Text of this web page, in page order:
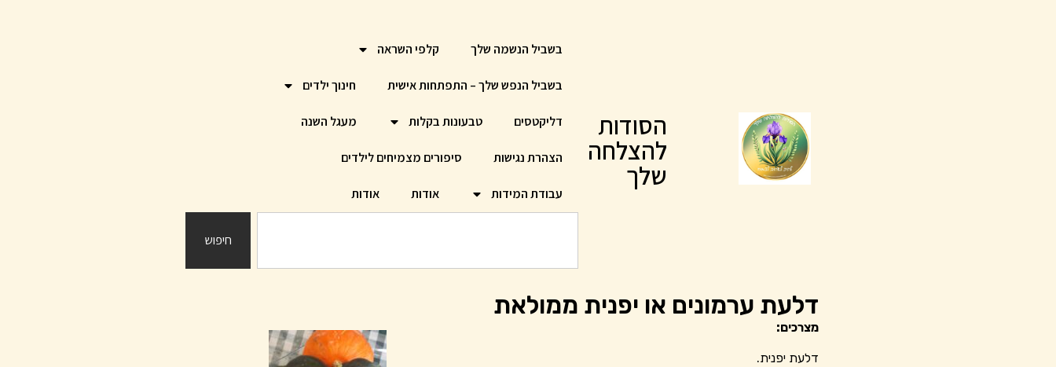
הסודות
להצלחה
שלך
בשביל הנשמה שלך קלפי השראה
בשביל הנפש שלך – התפתחות אישית חינוך ילדים
דליקטסים טבעונות בקלות מעגל השנה
הצהרת נגישות סיפורים מצמיחים לילדים
עבודת המידות אודות אודות
חיפוש
דלעת ערמונים או יפנית ממולאת
מצרכים:
דלעת יפנית.